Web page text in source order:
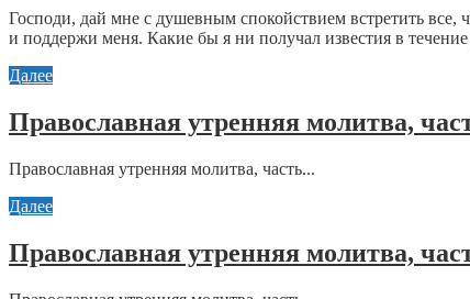
Господи, дай мне с душевным спокойствием встретить все,
и поддержи меня. Какие бы я ни получал известия в
Далее
Православная утренняя молитва,
Православная утренняя молитва, часть...
Далее
Православная утренняя молитва,